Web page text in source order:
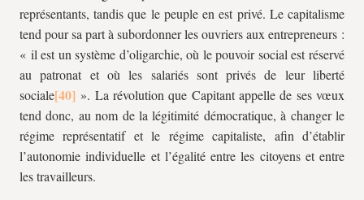
représentants, tandis que le peuple en est privé. Le capitalisme
tend pour sa part à subordonner les ouvriers aux entrepreneurs :
« il est un système d’oligarchie, où le pouvoir social est réservé
au patronat et où les salariés sont privés de leur liberté
sociale
». La révolution que Capitant appelle de ses vœux
tend donc, au nom de la légitimité démocratique, à changer le
régime représentatif et le régime capitaliste, afin d’établir
l’autonomie individuelle et l’égalité entre les citoyens et entre
les travailleurs.